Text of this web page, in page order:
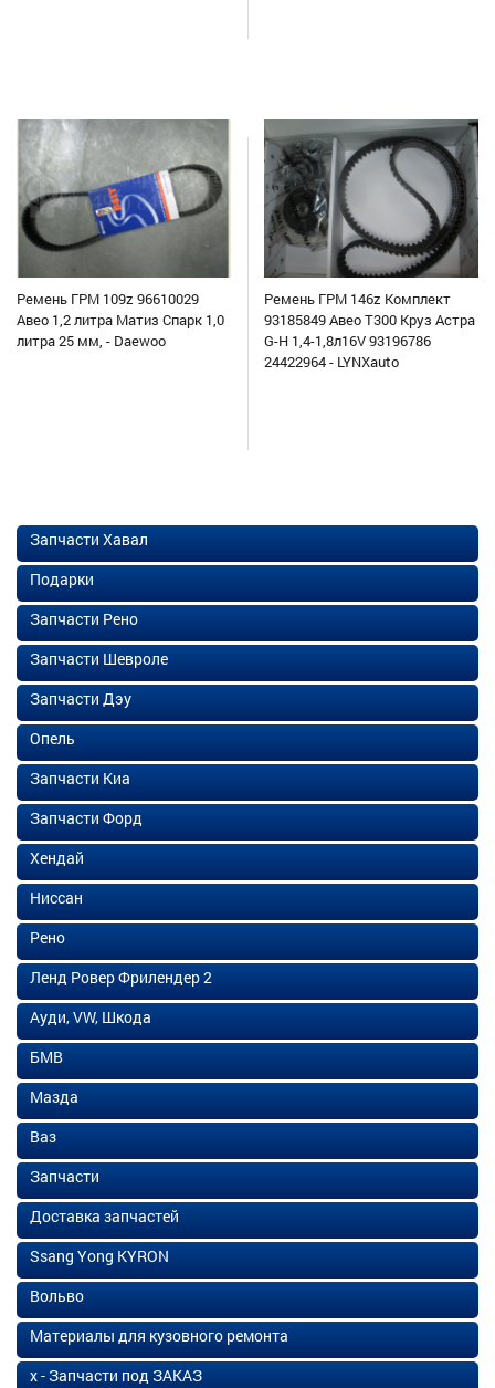
Ремень ГРМ 109z 96610029
Авео 1,2 литра Матиз Спарк 1,0
литра 25 мм, - Daewoo
Ремень ГРМ 146z Комплект
93185849 Авео Т300 Круз Астра
G-H 1,4-1,8л16V 93196786
24422964 - LYNXauto
Запчасти Хавал
Подарки
Запчасти Рено
Запчасти Шевроле
Запчасти Дэу
Опель
Запчасти Киа
Запчасти Форд
Хендай
Ниссан
Рено
Ленд Ровер Фрилендер 2
Ауди, VW, Шкода
БМВ
Мазда
Ваз
Запчасти
Доставка запчастей
Ssang Yong KYRON
Вольво
Материалы для кузовного ремонта
х - Запчасти под ЗАКАЗ